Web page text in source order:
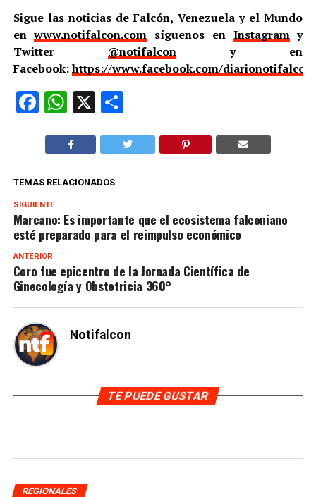
Sigue las noticias de Falcón, Venezuela y el Mundo
enwww.notifalcon.com síguenos en Instagramy
Twitter @notifalcony en
Facebook:https://www.facebook.com/
Facebook
WhatsApp
X Compartir
TEMAS RELACIONADOS
SIGUIENTE
Marcano: Es importante que el ecosistema falconiano
esté preparado para el reimpulso económico
ANTERIOR
Coro fue epicentro de la Jornada Científica de
Ginecología y Obstetricia 360°
Notifalcon
TE PUEDE GUSTAR
REGIONALES